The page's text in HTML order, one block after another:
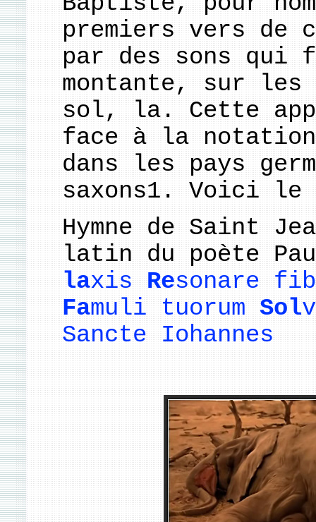
premiers vers de
par des sons qui
montante, sur
sol, la. Cette
face à la
dans les pays
saxons1. Voici
Hymne de Saint
latin du poète
laxisResonare
Famuli tuorumSol
Sancte Iohannes